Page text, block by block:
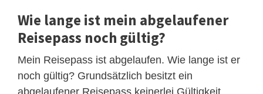
Wie lange ist mein abgelaufener
Reisepass noch gültig?
Mein Reisepass ist abgelaufen. Wie lange ist er
noch gültig? Grundsätzlich besitzt ein
abgelaufener Reisepass keinerlei Gültigkeit